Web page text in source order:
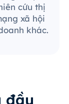
cứu thị
xã hội
khác.
đầu